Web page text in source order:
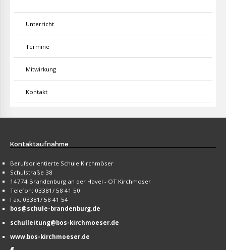
Unterricht
Termine
Mitwirkung
Kontakt
Kontaktaufnahme
Berufsorientierte Schule Kirchmöser
Schulstraße 38
14774 Brandenburg an der Havel - OT Kirchmöser
Telefon: 03381/ 58 41 50
Fax: 03381/ 58 41 54
bos@schule-brandenburg.de
schulleitung@bos-kirchmoeser.de
www.bos-kirchmoeser.de